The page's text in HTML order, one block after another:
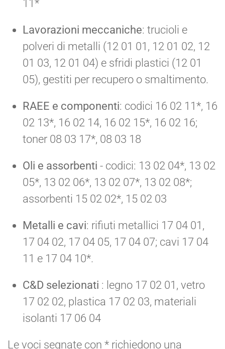
11*
Lavorazioni meccaniche: trucioli e
polveri di metalli (12 01 01, 12 01 02, 12
01 03, 12 01 04) e sfridi plastici (12 01
05), gestiti per recupero o smaltimento.
RAEE e componenti: codici 16 02 11*, 16
02 13*, 16 02 14, 16 02 15*, 16 02 16;
toner 08 03 17*, 08 03 18
Oli e assorbenti - codici: 13 02 04*, 13 02
05*, 13 02 06*, 13 02 07*, 13 02 08*;
assorbenti 15 02 02*, 15 02 03
Metalli e cavi: rifiuti metallici 17 04 01,
17 04 02, 17 04 05, 17 04 07; cavi 17 04
11 e 17 04 10*.
C&D selezionati : legno 17 02 01, vetro
17 02 02, plastica 17 02 03, materiali
isolanti 17 06 04
Le voci segnate con * richiedono una